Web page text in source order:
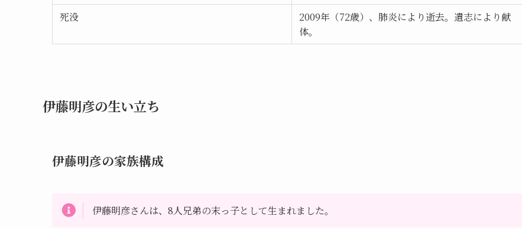
死没
2009年（72歳）、肺炎により逝去。遺志により献
体。
伊藤明彦の生い立ち
伊藤明彦の家族構成
伊藤明彦さんは、8人兄弟の末っ子として生まれました。